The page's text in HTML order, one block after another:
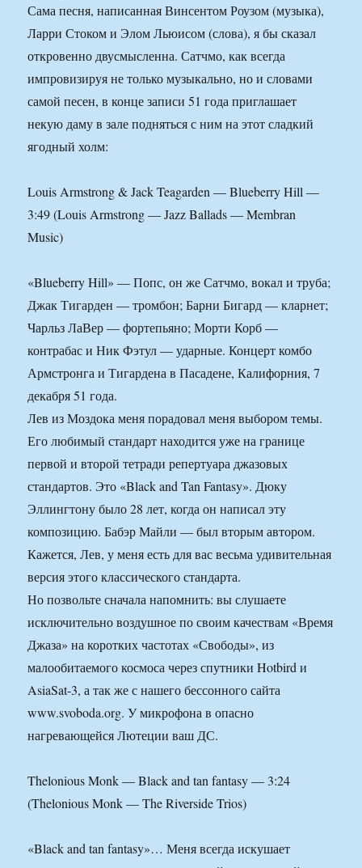
Сама песня, написанная Винсентом Роузом (музыка),
Ларри Стоком и Элом Льюисом (слова), я бы сказал
откровенно двусмысленна. Сатчмо, как всегда
импровизируя не только музыкально, но и словами
самой песен, в конце записи 51 года приглашает
некую даму в зале подняться с ним на этот сладкий
ягодный холм:
Louis Armstrong & Jack Teagarden — Blueberry Hill —
3:49 (Louis Armstrong — Jazz Ballads — Membran
Music)
«Blueberry Hill» — Попс, он же Сатчмо, вокал и труба;
Джак Тигарден — тромбон; Барни Бигард — кларнет;
Чарльз ЛаВер — фортепьяно; Морти Корб —
контрабас и Ник Фэтул — ударные. Концерт комбо
Армстронга и Тигардена в Пасадене, Калифорния, 7
декабря 51 года.
Лев из Моздока меня порадовал меня выбором темы.
Его любимый стандарт находится уже на границе
первой и второй тетради репертуара джазовых
стандартов. Это «Black and Tan Fantasy». Дюку
Эллингтону было 28 лет, когда он написал эту
композицию. Бабэр Майли — был вторым автором.
Кажется, Лев, у меня есть для вас весьма удивительная
версия этого классического стандарта.
Но позвольте сначала напомнить: вы слушаете
исключительно воздушное по своим качествам «Время
Джаза» на коротких частотах «Свободы», из
малообитаемого космоса через спутники Hotbird и
AsiaSat-3, а так же с нашего бессонного сайта
www.svoboda.org. У микрофона в опасно
нагревающейся Лютеции ваш ДС.
Thelonious Monk — Black and tan fantasy — 3:24
(Thelonious Monk — The Riverside Trios)
«Black and tan fantasy»… Меня всегда искушает